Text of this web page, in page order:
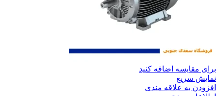
برای مقایسه اضافه کنید
نمایش سریع
افزودن به علاقه مندی